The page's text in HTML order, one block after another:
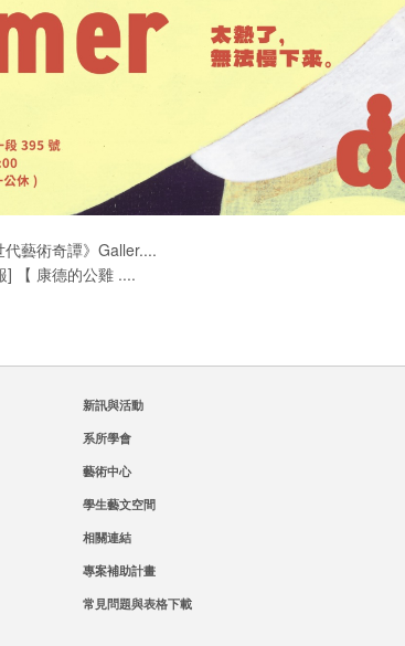
藝術奇譚》Galler....
] 【 康德的公雞 ....
新訊與活動
系所學會
藝術中心
學生藝文空間
相關連結
專案補助計畫
常見問題與表格下載